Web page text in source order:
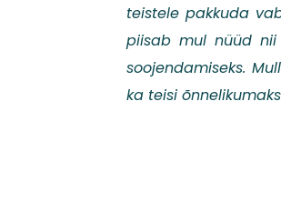
teistele pakkuda
piisab mul nüüd
soojendamiseks.
ka teisi